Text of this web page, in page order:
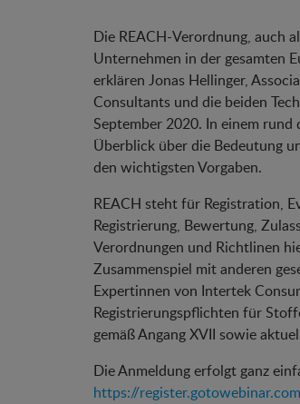
Die REACH-Verordnung, auch
Unternehmen in der gesamten
erklären Jonas Hellinger,
Consultants und die beiden
September 2020. In einem
Überblick über die Bedeutung
den wichtigsten Vorgaben.
REACH steht für Registration,
Registrierung, Bewertung,
Verordnungen und Richtlinen
Zusammenspiel mit anderen
Expertinnen von Intertek
Registrierungspflichten für
gemäß Angang XVII sowie
Die Anmeldung erfolgt ganz
https://